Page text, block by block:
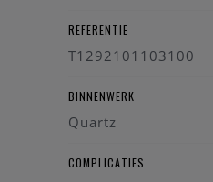
REFERENTIE
T1292101103100
BINNENWERK
Quartz
COMPLICATIES